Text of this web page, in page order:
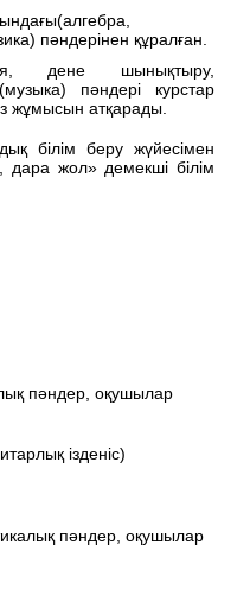
пәндерінен құралған.
дене шынықтыру,
пәндері курстар
жұмысын атқарады.
білім беру жүйесімен
дара жол» демекші білім
пәндер, оқушылар
ізденіс)
пәндер, оқушылар